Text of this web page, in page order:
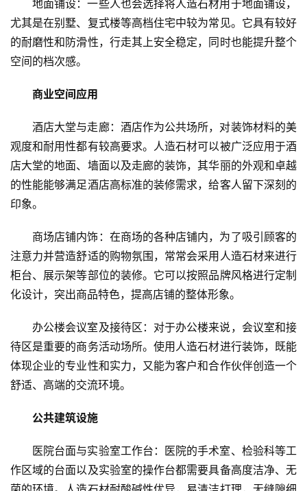
页
地面铺设：一些人也会选择将人造石材用于地面铺设，
尤其是在别墅、复式楼等高档住宅中较为常见。它具有较好
的耐磨性和防滑性，行走其上安全稳定，同时也能提升整个
空间的档次感。
商业空间应用
酒店大堂与走廊：酒店作为公共场所，对装饰材料的美
观度和耐用性都有较高要求。人造石材可以被广泛应用于酒
店大堂的地面、墙面以及走廊的装饰，其华丽的外观和卓越
的性能能够满足酒店高标准的装修需求，给客人留下深刻的
印象。
商场店铺内饰：在商场的各种店铺内，为了吸引顾客的
注意力并营造舒适的购物氛围，常常会采用人造石材来进行
柜台、展示架等部位的装修。它可以按照品牌风格进行定制
化设计，突出商品特色，提高店铺的整体形象。
办公楼会议室及接待区：对于办公楼来说，会议室和接
待区是重要的商务活动场所。使用人造石材进行装饰，既能
体现企业的专业性和实力，又能为客户和合作伙伴创造一个
舒适、高端的交流环境。
公共建筑设施
医院台面与实验室工作台：医院的手术室、检验科等工
作区域的台面以及实验室的操作台都需要具备高度洁净、无